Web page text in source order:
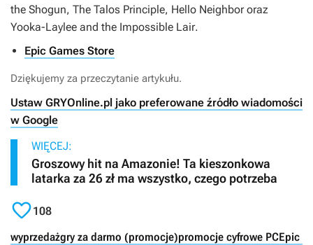
the Shogun, The Talos Principle, Hello Neighbororaz
Yooka-Laylee and the Impossible Lair.
Epic Games Store
Dziękujemy za przeczytanie artykułu.
Ustaw GRYOnline.pl jako preferowane źródło wiadomości
w Google
WIĘCEJ:
Groszowy hit na Amazonie! Ta kieszonkowa
latarka za 26 zł ma wszystko, czego potrzeba
108
wyprzedażgry za darmo (promocje)promocje cyfrowe PCEpic